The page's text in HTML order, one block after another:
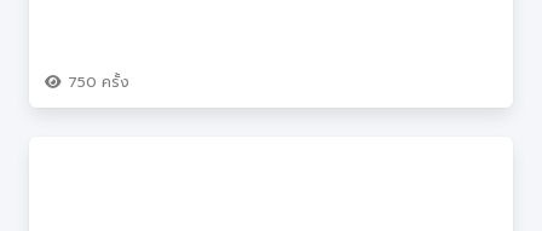
750 ครั้ง